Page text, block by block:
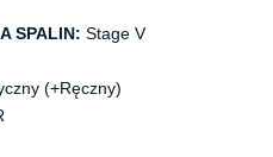
SPALIN: Stage V
(+Ręczny)